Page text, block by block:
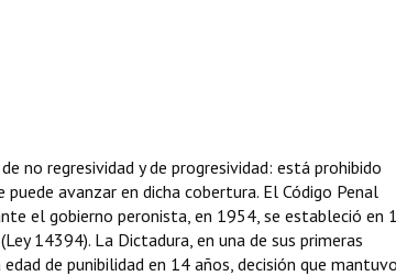
no regresividad y de progresividad: está prohibido
avanzar en dicha cobertura. El Código Penal
el gobierno peronista, en 1954, se estableció en
14394). La Dictadura, en una de sus primeras
de punibilidad en 14 años, decisión que mantuvo